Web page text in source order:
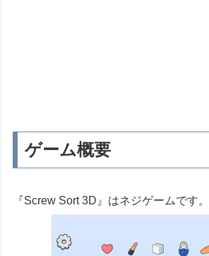
ゲーム概要
『Screw Sort 3D』はネジゲームです。